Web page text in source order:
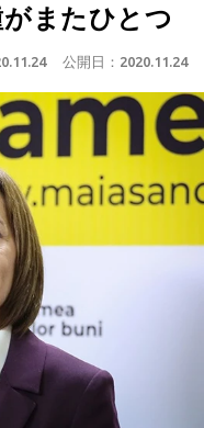
またひとつ
公開日： 2020.11.24